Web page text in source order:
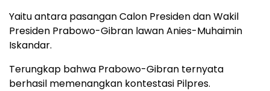
Yaitu antara pasangan Calon Presiden dan Wakil
Presiden Prabowo-Gibran lawan Anies-Muhaimin
Iskandar.
Terungkap bahwa Prabowo-Gibran ternyata
berhasil memenangkan kontestasi Pilpres.